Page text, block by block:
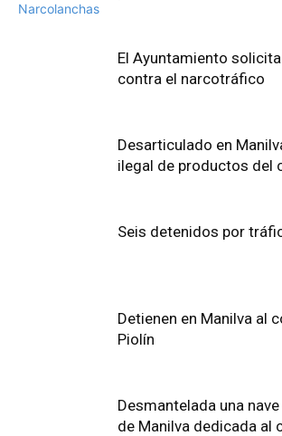
El Ayuntamiento
contra el narcotráfico
Desarticulado en
ilegal de productos del
Seis detenidos por
Detienen en Manilva al
Piolín
Desmantelada una
de Manilva dedicada al